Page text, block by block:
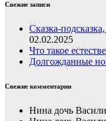
Свежие записи
Сказка-
02.02.2025
Что такое
Долгожданные
Свежие комментарии
Нина дочь